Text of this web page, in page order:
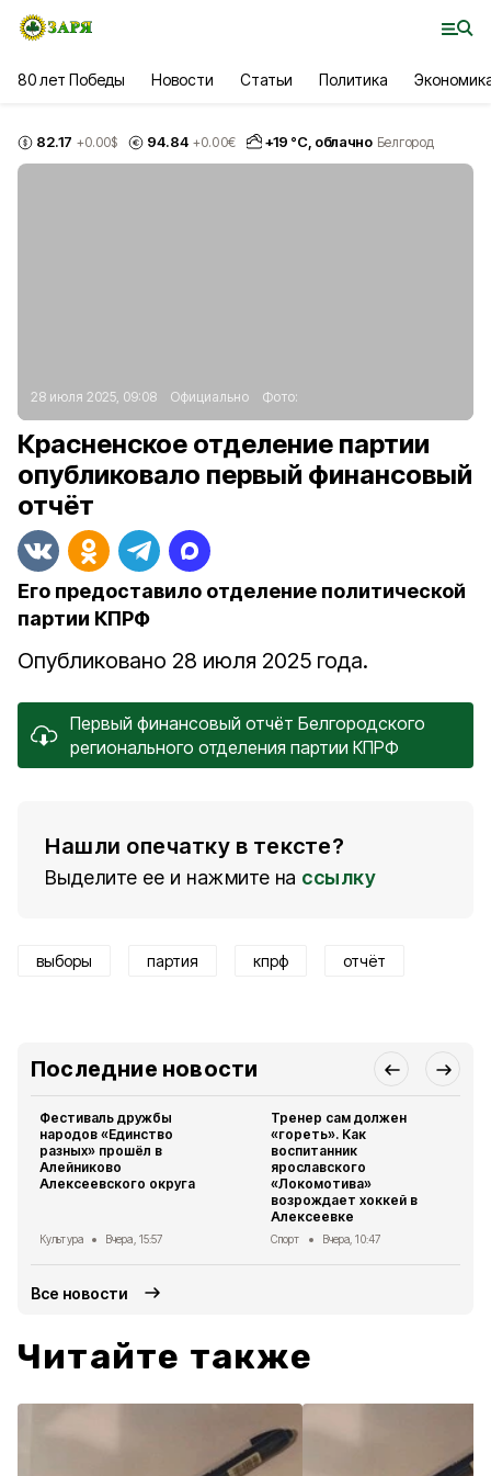
80 лет Победы Новости Статьи Политика
82.17 +0.00$ 94.84 +0.00€ +19 °С, облачно Белгород
28 июля 2025, 09:08 Официально Фото:
Красненское отделение партии
опубликовало первый финансовый
отчёт
Его предоставило отделение политической
партии КПРФ
Опубликовано 28 июля 2025 года.
Первый финансовый отчёт Белгородского
регионального отделения партии КПРФ
Нашли опечатку в тексте?
Выделите ее и нажмите на ссылку
выборы партия кпрф отчёт
Последние новости
Фестиваль дружбы
народов «Единство
разных» прошёл в
Алейниково
Алексеевского округа
Культура Вчера, 15:57
Тренер сам должен
«гореть». Как
воспитанник
ярославского
«Локомотива»
возрождает хоккей в
Алексеевке
Спорт Вчера, 10:47
Все новости
Читайте также